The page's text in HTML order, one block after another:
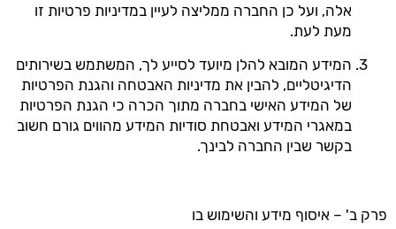
אלה, ועל כן החברה ממליצה לעיין במדיניות פרטיות זו
מעת לעת.
המידע המובא להלן מיועד לסייע לך, המשתמש בשירותים
הדיגיטליים, להבין את מדיניות האבטחה והגנת הפרטיות
של המידע האישי בחברה מתוך הכרה כי הגנת הפרטיות
במאגרי המידע ואבטחת סודיות המידע מהווים גורם חשוב
בקשר שבין החברה לבינך.
פרק ב' – איסוף מידע והשימוש בו